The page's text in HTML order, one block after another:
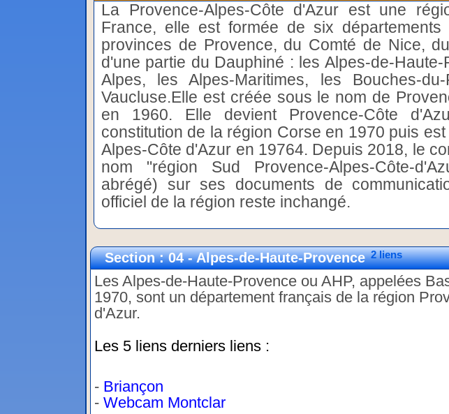
La Provence-Alpes-Côte d'Azur est une
France, elle est formée de six
provinces de Provence, du Comté de Nice,
d'une partie du Dauphiné : les Alpes-de-
Alpes, les Alpes-Maritimes, les Bouches-
Vaucluse.Elle est créée sous le nom de
en 1960. Elle devient Provence-Côte
constitution de la région Corse en 1970 puis
Alpes-Côte d'Azur en 19764. Depuis 2018, le
nom "région Sud Provence-Alpes-Côte-
abrégé) sur ses documents de
officiel de la région reste inchangé.
Section : 04 - Alpes-de-Haute-Provence 2 liens
Les Alpes-de-Haute-Provence ou AHP, appelées
1970, sont un département français de la région
d'Azur.
Les 5 liens derniers liens :
- Briançon
- Webcam Montclar